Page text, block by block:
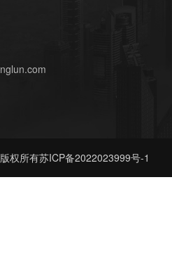
权所有苏ICP备2022023999号-1